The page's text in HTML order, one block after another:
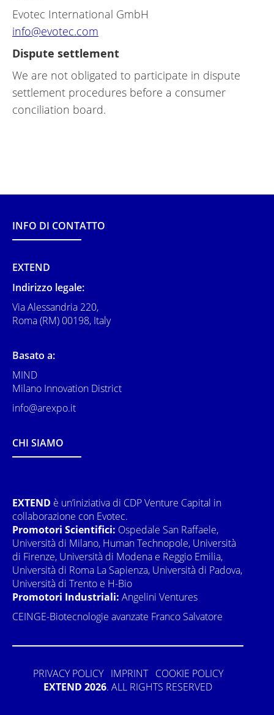
Evotec International GmbH
info@evotec.com
Dispute settlement
We are not obligated to participate in dispute
settlement procedures before a consumer
conciliation board.
INFO DI CONTATTO
EXTEND
Indirizzo legale:
Via Alessandria 220,
Roma (RM) 00198, Italy
Basato a:
MIND
Milano Innovation District
info@arexpo.it
CHI SIAMO
EXTEND è un’iniziativa di CDP Venture Capital in
collaborazione con Evotec.
Promotori Scientifici: Ospedale San Raffaele,
Università di Milano, Human Technopole, Università
di Firenze, Università di Modena e Reggio Emilia,
Università di Roma La Sapienza, Università di Padova,
Università di Trento e H-Bio
Promotori Industriali: Angelini Ventures
CEINGE-Biotecnologie avanzate Franco Salvatore
PRIVACY POLICY IMPRINT
COOKIE POLICY
EXTEND 2026. ALL RIGHTS RESERVED